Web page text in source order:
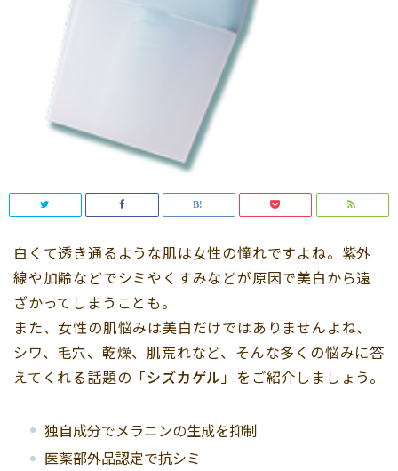
白くて透き通るような肌は女性の憧れですよね。紫外
線や加齢などでシミやくすみなどが原因で美白から遠
ざかってしまうことも。
また、女性の肌悩みは美白だけではありませんよね、
シワ、毛穴、乾燥、肌荒れなど、そんな多くの悩みに答
えてくれる話題の「シズカゲル」をご紹介しましょう。
独自成分でメラニンの生成を抑制
医薬部外品認定で抗シミ